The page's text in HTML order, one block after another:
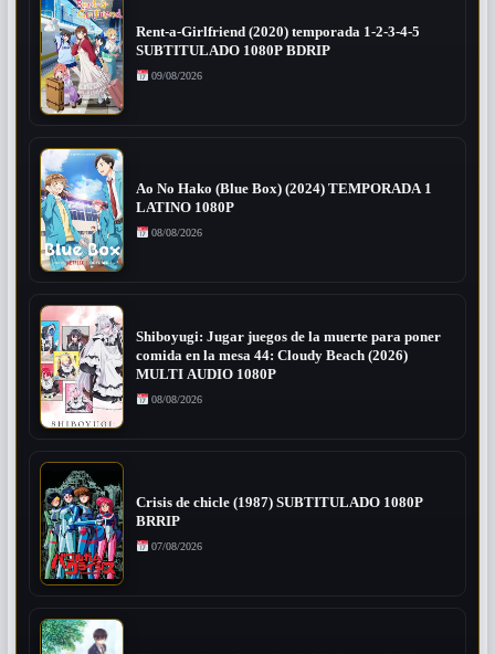
Rent-a-Girlfriend (2020) temporada 1-2-3-4-5
SUBTITULADO 1080P BDRIP
09/08/2026
Ao No Hako (Blue Box) (2024) TEMPORADA 1
LATINO 1080P
08/08/2026
Shiboyugi: Jugar juegos de la muerte para poner
comida en la mesa 44: Cloudy Beach (2026)
MULTI AUDIO 1080P
08/08/2026
Crisis de chicle (1987) SUBTITULADO 1080P
BRRIP
07/08/2026